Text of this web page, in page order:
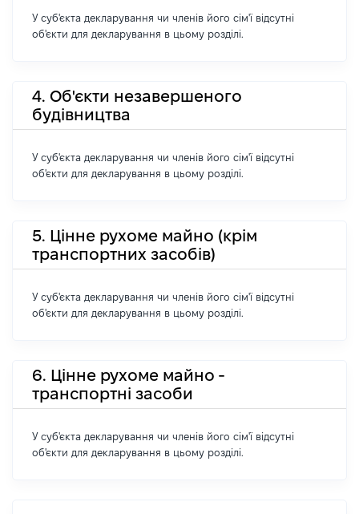
У суб'єкта декларування чи членів його сім'ї відсутні
об'єкти для декларування в цьому розділі.
4. Об'єкти незавершеного
будівництва
У суб'єкта декларування чи членів його сім'ї відсутні
об'єкти для декларування в цьому розділі.
5. Цінне рухоме майно (крім
транспортних засобів)
У суб'єкта декларування чи членів його сім'ї відсутні
об'єкти для декларування в цьому розділі.
6. Цінне рухоме майно -
транспортні засоби
У суб'єкта декларування чи членів його сім'ї відсутні
об'єкти для декларування в цьому розділі.